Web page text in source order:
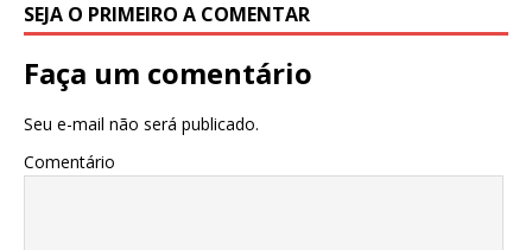
SEJA O PRIMEIRO A COMENTAR
Faça um comentário
Seu e-mail não será publicado.
Comentário